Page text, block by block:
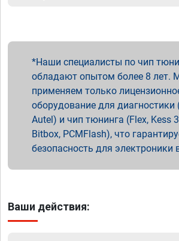
Наши специалисты по чип
обладают опытом более 8 лет.
применяем только
оборудование для диагностики
Autel) и чип тюнинга (Flex, Kess
Bitbox, PCMFlash), что
безопасность для электроники
Ваши действия: